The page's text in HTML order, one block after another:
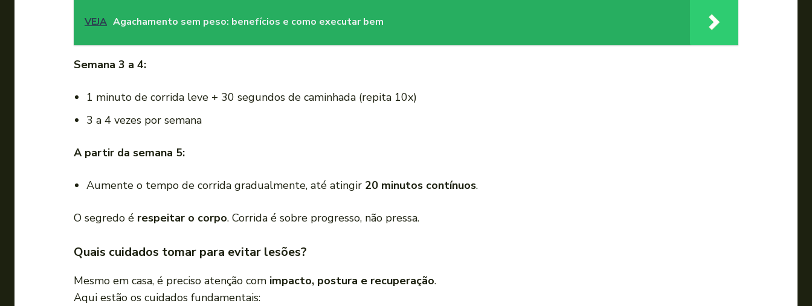
VEJA Agachamento sem peso: benefícios e como executar bem
Semana 3 a 4:
1 minuto de corrida leve + 30 segundos de caminhada (repita 10x)
3 a 4 vezes por semana
A partir da semana 5:
Aumente o tempo de corrida gradualmente, até atingir 20 minutos contínuos.
O segredo é respeitar o corpo. Corrida é sobre progresso, não pressa.
Quais cuidados tomar para evitar lesões?
Mesmo em casa, é preciso atenção com impacto, postura e recuperação.
Aqui estão os cuidados fundamentais: